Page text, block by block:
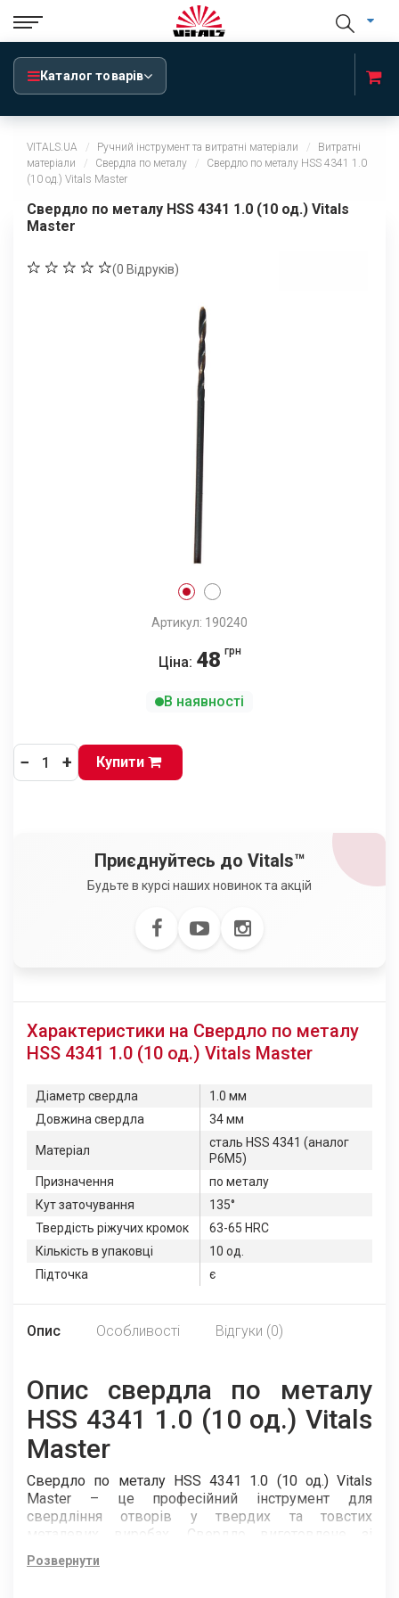
Каталог товарів
VITALS.UA Ручний інструмент та витратні матеріали
Витратні
матеріали
Свердла по металу
Свердло по металу HSS 4341 1.0
(10 од.) Vitals Master
Свердло по металу HSS 4341 1.0 (10 од.) Vitals
Master
(0 Відруків)
Артикул: 190240
Ціна: 48 грн
В наявності
− + Купити
Приєднуйтесь до Vitals™
Будьте в курсі наших новинок та акцій
Характеристики на Свердло по металу
HSS 4341 1.0 (10 од.) Vitals Master
Діаметр свердла
1.0 мм
Довжина свердла
34 мм
Матеріал
сталь HSS 4341 (аналог
Р6М5)
Призначення
по металу
Кут заточування
135°
Твердість ріжучих кромок
63-65 HRC
Кількість в упаковці
10 од.
Підточка
є
Опис Особливості Відгуки (0)
Опис свердла по металу
HSS 4341 1.0 (10 од.) Vitals
Master
Свердло по металу HSS 4341 1.0 (10 од.) Vitals
Master – це професійний інструмент для
свердління отворів у твердих та товстих
металевих виробах. Свердло виготовлене зі
спеціальної швидкорізальної сталі (HSS 4341), яка
має високу твердість, зносостійкість та
Розвернути